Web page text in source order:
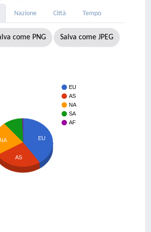
Nazione Città Tempo
come PNG Salva come JPEG
EU
AS
NA
SA
AF
EU
NA
AS